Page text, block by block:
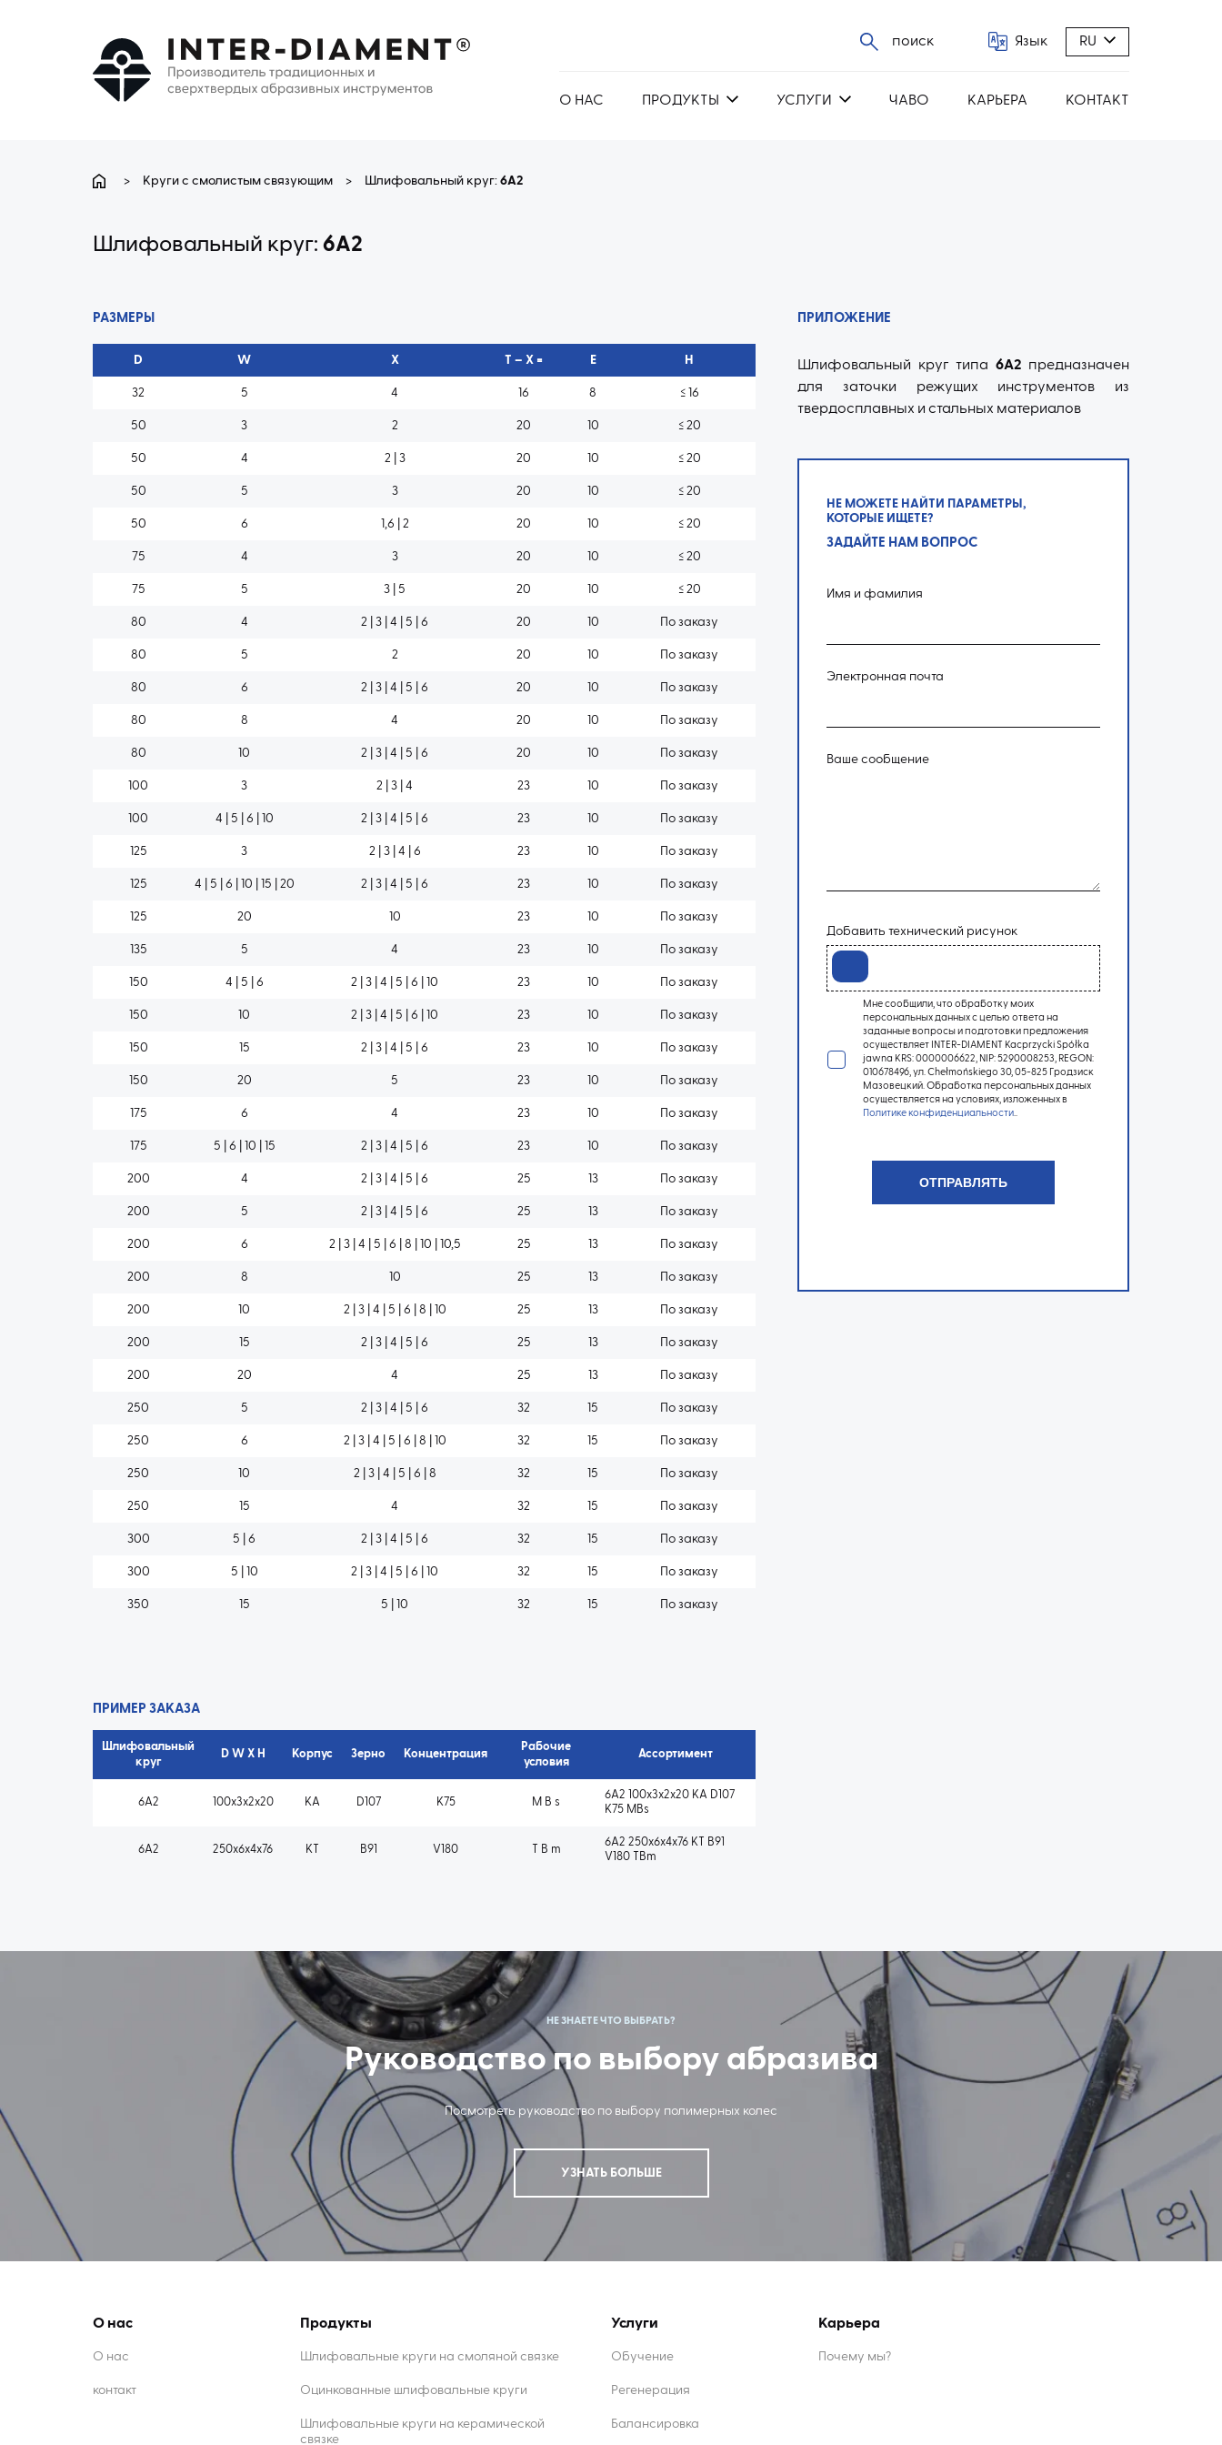
поиск Язык RU
О НАС ПРОДУКТЫ УСЛУГИ ЧАВО КАРЬЕРА КОНТАКТ
> Круги с смолистым связующим > Шлифовальный круг: 6A2
Шлифовальный круг: 6A2
РАЗМЕРЫ
D W X T – X = E H
32 5 4 16 8 ≤ 16
50 3 2 20 10 ≤ 20
50 4 2 | 3 20 10 ≤ 20
50 5 3 20 10 ≤ 20
50 6 1,6 | 2 20 10 ≤ 20
75 4 3 20 10 ≤ 20
75 5 3 | 5 20 10 ≤ 20
80 4 2 | 3 | 4 | 5 | 6 20 10 По заказу
80 5 2 20 10 По заказу
80 6 2 | 3 | 4 | 5 | 6 20 10 По заказу
80 8 4 20 10 По заказу
80 10 2 | 3 | 4 | 5 | 6 20 10 По заказу
100 3 2 | 3 | 4 23 10 По заказу
100 4 | 5 | 6 | 10 2 | 3 | 4 | 5 | 6 23 10 По заказу
125 3 2 | 3 | 4 | 6 23 10 По заказу
125 4 | 5 | 6 | 10 | 15 | 20 2 | 3 | 4 | 5 | 6 23 10 По заказу
125 20 10 23 10 По заказу
135 5 4 23 10 По заказу
150 4 | 5 | 6 2 | 3 | 4 | 5 | 6 | 10 23 10 По заказу
150 10 2 | 3 | 4 | 5 | 6 | 10 23 10 По заказу
150 15 2 | 3 | 4 | 5 | 6 23 10 По заказу
150 20 5 23 10 По заказу
175 6 4 23 10 По заказу
175 5 | 6 | 10 | 15 2 | 3 | 4 | 5 | 6 23 10 По заказу
200 4 2 | 3 | 4 | 5 | 6 25 13 По заказу
200 5 2 | 3 | 4 | 5 | 6 25 13 По заказу
200 6 2 | 3 | 4 | 5 | 6 | 8 | 10 | 10,5 25 13 По заказу
200 8 10 25 13 По заказу
200 10 2 | 3 | 4 | 5 | 6 | 8 | 10 25 13 По заказу
200 15 2 | 3 | 4 | 5 | 6 25 13 По заказу
200 20 4 25 13 По заказу
250 5 2 | 3 | 4 | 5 | 6 32 15 По заказу
250 6 2 | 3 | 4 | 5 | 6 | 8 | 10 32 15 По заказу
250 10 2 | 3 | 4 | 5 | 6 | 8 32 15 По заказу
250 15 4 32 15 По заказу
300 5 | 6 2 | 3 | 4 | 5 | 6 32 15 По заказу
300 5 | 10 2 | 3 | 4 | 5 | 6 | 10 32 15 По заказу
350 15 5 | 10 32 15 По заказу
ПРИМЕР ЗАКАЗА
Шлифовальный
круг
D W X H Корпус Зерно Концентрация
Рабочие
условия
Ассортимент
6A2 100x3x2x20 KA D107 K75 M B s
6A2 100x3x2x20 KA D107
K75 MBs
6A2 250x6x4x76 KT B91 V180 T B m
6A2 250x6x4x76 KT B91
V180 TBm
ПРИЛОЖЕНИЕ
Шлифовальный круг типа 6A2 предназначен
для заточки режущих инструментов из
твердосплавных и стальных материалов
НЕ МОЖЕТЕ НАЙТИ ПАРАМЕТРЫ,
КОТОРЫЕ ИЩЕТЕ?
ЗАДАЙТЕ НАМ ВОПРОС
Имя и фамилия
Электронная почта
Ваше сообщение
Добавить технический рисунок
Мне сообщили, что обработку моих
персональных данных с целью ответа на
заданные вопросы и подготовки предложения
осуществляет INTER-DIAMENT Kacprzycki Spółka
jawna KRS: 0000006622, NIP: 5290008253, REGON:
010678496, ул. Chełmońskiego 30, 05-825 Гродзиск
Мазовецкий. Обработка персональных данных
осуществляется на условиях, изложенных в
Политике конфиденциальности
НЕ ЗНАЕТЕ ЧТО ВЫБРАТЬ?
Руководство по выбору абразива
Посмотреть руководство по выбору полимерных колес
УЗНАТЬ БОЛЬШЕ
О нас
О нас
контакт
Продукты
Шлифовальные круги на смоляной связке
Оцинкованные шлифовальные круги
Шлифовальные круги на керамической
связке
Услуги
Обучение
Регенерация
Балансировка
Карьера
Почему мы?